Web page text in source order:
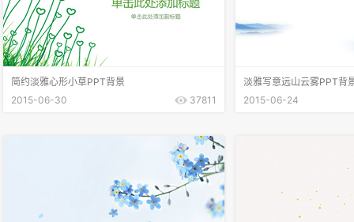
简约淡雅心形小草PPT背景
2015-06-30
37811
淡雅写意远山云雾PPT背
2015-06-24